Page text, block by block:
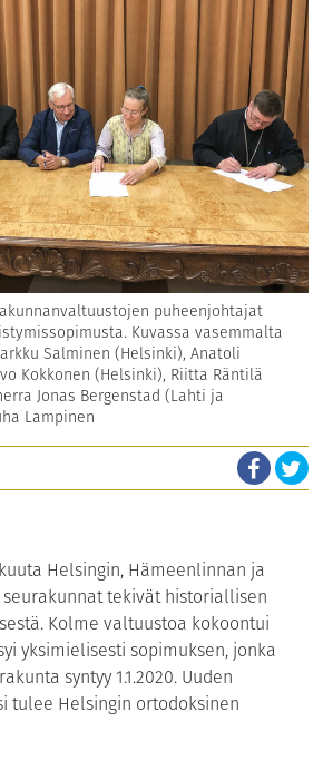
puheenjohtajat
Kuvassa vasemmalta
Salminen (Helsinki), Anatoli
Kokkonen (Helsinki), Riitta Räntilä
Jonas Bergenstad (Lahti ja
Lampinen
Helsingin, Hämeenlinnan ja
tekivät historiallisen
Kolme valtuustoa kokoontui
yksimielisesti sopimuksen, jonka
syntyy 1.1.2020. Uuden
tulee Helsingin ortodoksinen